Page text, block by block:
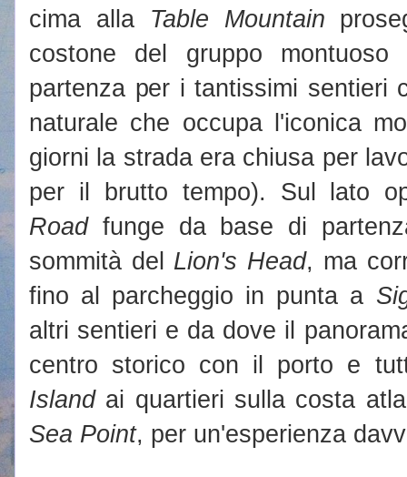
cima alla Table Mountain
costone del gruppo
partenza per i tantissimi sentieri
naturale che occupa l'iconica
giorni la strada era chiusa per
per il brutto tempo). Sul lato
Roadfunge da base di
sommità del Lion's Head, ma
fino al parcheggio in punta a
altri sentieri e da dove il
centro storico con il porto e
Islandai quartieri sulla costa
Sea Point, per un'esperienza